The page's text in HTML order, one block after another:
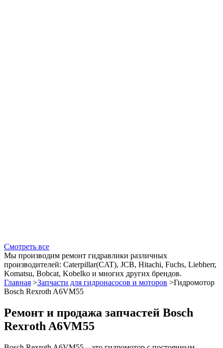
Смотреть все
Мы производим ремонт гидравлики различных
производителей: Caterpillar(CAT), JCB, Hitachi, Fuchs, Liebherr,
Komatsu, Bobcat, Kobelko и многих других брендов.
Главная >Запчасти для гидронасосов и моторов >Гидромотор
Bosch Rexroth A6VM55
Ремонт и продажа запчастей Bosch
Rexroth A6VM55